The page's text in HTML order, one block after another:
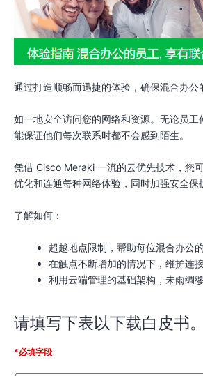
通过打造顺畅而迅捷的体验，确保混合办公
如一地安全访问您的网络和资源。无论员工
能保证他们每次联系时都不会感到陌生。
凭借 Cisco Meraki 一流的云优先技术，您
优化和连通每种网络体验，同时加强安全保
了解如何：
超越地点限制，帮助每位混合办公
在触点不断增加的情况下，维护连
利用云端管理的基础架构，未雨绸
请填写下表以下载白皮书。
*必填字段